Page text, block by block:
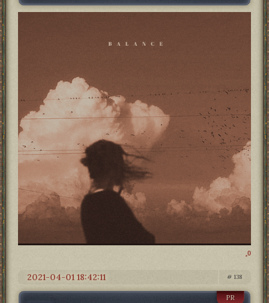
0
138
2021-04-01 18:42:11
PR